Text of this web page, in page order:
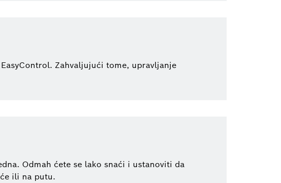
Zahvaljujući tome, upravljanje
Odmah ćete se lako snaći i ustanoviti da
ili na putu.